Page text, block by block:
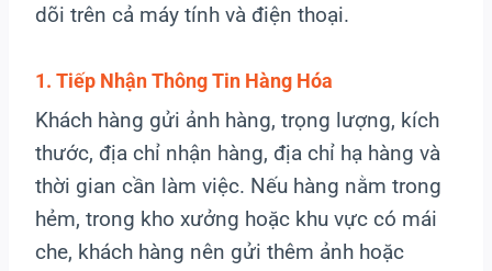
dõi trên cả máy tính và điện thoại.
1. Tiếp Nhận Thông Tin Hàng Hóa
Khách hàng gửi ảnh hàng, trọng lượng, kích
thước, địa chỉ nhận hàng, địa chỉ hạ hàng và
thời gian cần làm việc. Nếu hàng nằm trong
hẻm, trong kho xưởng hoặc khu vực có mái
che, khách hàng nên gửi thêm ảnh hoặc